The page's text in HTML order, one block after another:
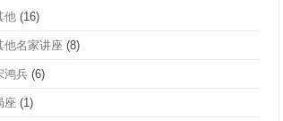
他 (16)
他名家讲座 (8)
鸿兵 (6)
座 (1)